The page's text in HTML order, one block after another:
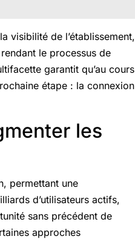
visibilité de l’établissement,
le processus de
garantit qu’au cours
étape : la connexion
les
permettant une
d’utilisateurs actifs,
sans précédent de
approches